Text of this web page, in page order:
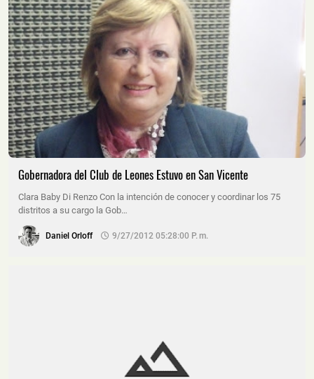
Gobernadora del Club de Leones Estuvo en San Vicente
Clara Baby Di Renzo Con la intención de conocer y coordinar los 75
distritos a su cargo la Gob…
Daniel Orloff 9/27/2012 05:28:00 P. M.